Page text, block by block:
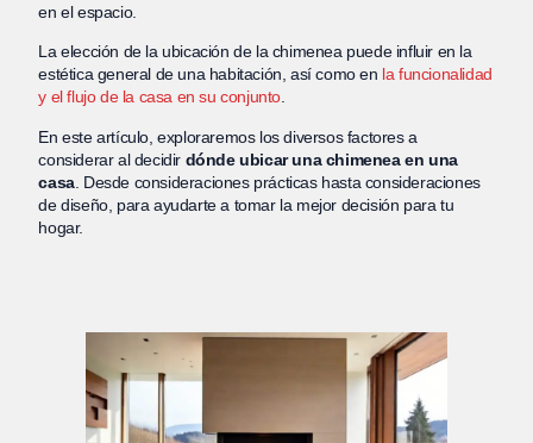
en el espacio.
La elección de la ubicación de la chimenea puede influir en la
estética general de una habitación, así como en la funcionalidad
y el flujo de la casa en su conjunto.
En este artículo, exploraremos los diversos factores a
considerar al decidir dónde ubicar una chimenea en una
casa. Desde consideraciones prácticas hasta consideraciones
de diseño, para ayudarte a tomar la mejor decisión para tu
hogar.